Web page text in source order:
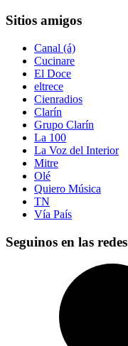
Sitios amigos
Canal (á)
Cucinare
El Doce
eltrece
Cienradios
Clarín
Grupo Clarín
La 100
La Voz del Interior
Mitre
Olé
Quiero Música
TN
Vía País
Seguinos en las redes